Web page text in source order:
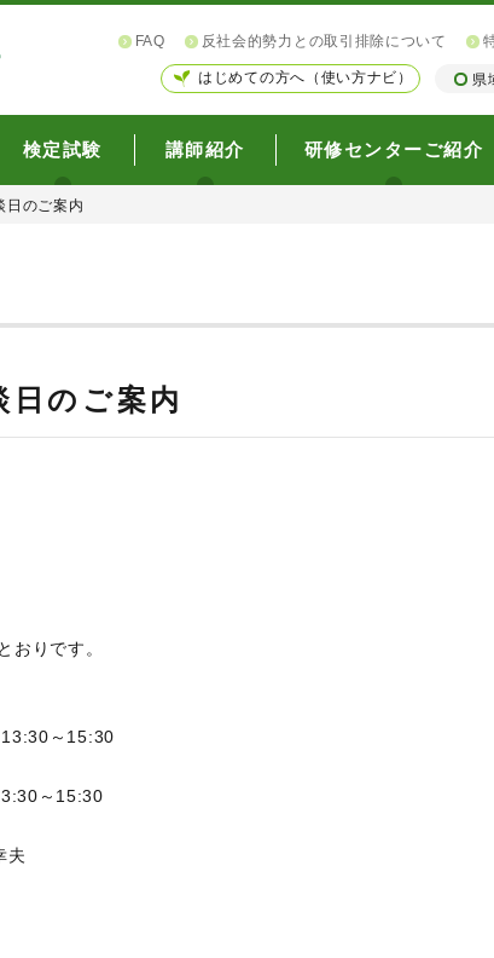
FAQ 反社会的勢力との取引排除について
はじめての方へ（使い方ナビ） 県
検定試験 講師紹介 研修センターご紹介
日のご案内
日のご案内
おりです。
～15:30
15:30